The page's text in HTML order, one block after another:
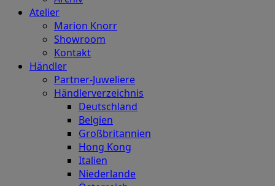
Atelier
Marion Knorr
Showroom
Kontakt
Händler
Partner-Juweliere
Händlerverzeichnis
Deutschland
Belgien
Großbritannien
Hong Kong
Italien
Niederlande